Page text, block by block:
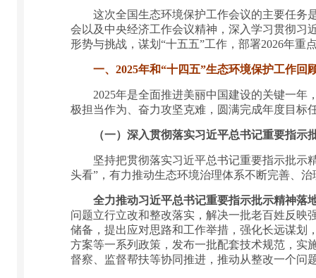
这次全国生态环境保护工作会议的主要任务是
会以及中央经济工作会议精神，深入学习贯彻习
形势与挑战，谋划“十五五”工作，部署2026年重
一、2025年和“十四五”生态环境保护工作回
2025年是全面推进美丽中国建设的关键一年
极担当作为、奋力攻坚克难，圆满完成年度目标
（一）深入贯彻落实习近平总书记重要指示
坚持把贯彻落实习近平总书记重要指示批示精
头看”，有力推动生态环境治理体系不断完善、
全力推动习近平总书记重要指示批示精神落
问题立行立改和整改落实，解决一批老百姓反映
储备，提出应对思路和工作举措，强化长远谋划
方案等一系列政策，发布一批配套技术规范，实
督察、监督帮扶等协同推进，推动从整改一个问